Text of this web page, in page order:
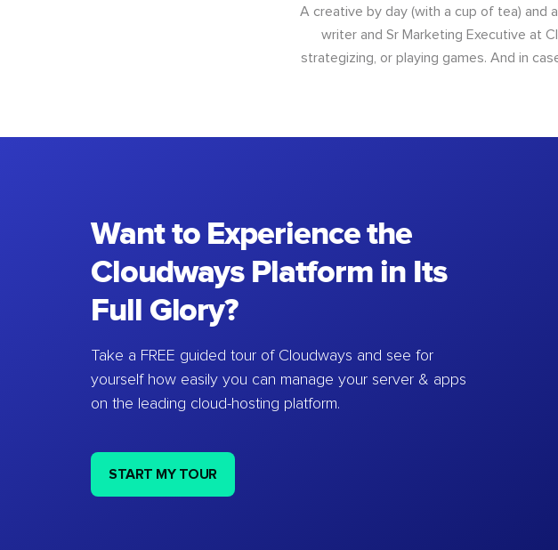
A creative by day (with a cup of tea) and
writer and Sr Marketing Executive at
strategizing, or playing games. And in
Want to Experience the
Cloudways Platform in Its
Full Glory?
Take a FREE guided tour of Cloudways and see for
yourself how easily you can manage your server & apps
on the leading cloud-hosting platform.
START MY TOUR